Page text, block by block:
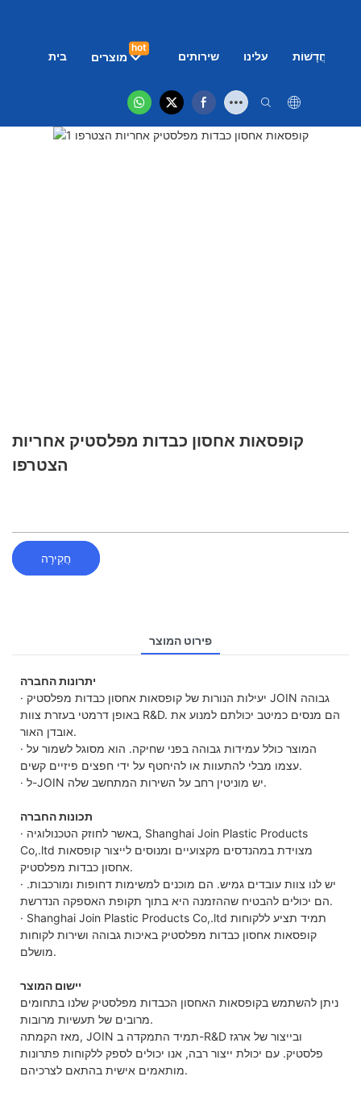
בית מוצרים
hot
שירותים עלינו חֲדָשׁוֹת
קופסאות אחסון כבדות מפלסטיק אחריות
הצטרפו
חֲקִירָה
פירוט המוצר
יתרונות החברה
· יעילות הנורות של קופסאות אחסון כבדות מפלסטיק JOIN גבוהה
באופן דרמטי בעזרת צוות R&D. הם מנסים כמיטב יכולתם למנוע את
אובדן האור.
· המוצר כולל עמידות גבוהה בפני שחיקה. הוא מסוגל לשמור על
עצמו מבלי להתעוות או להיחטף על ידי חפצים פיזיים קשים.
· ל-JOIN יש מוניטין רחב על השירות המתחשב שלה.
תכונות החברה
· באשר לחוזק הטכנולוגיה, Shanghai Join Plastic Products
Co,.ltd מצוידת במהנדסים מקצועיים ומנוסים לייצור קופסאות
אחסון כבדות מפלסטיק.
· יש לנו צוות עובדים גמיש. הם מוכנים למשימות דחופות ומורכבות.
הם יכולים להבטיח שההזמנה היא בתוך תקופת האספקה ​​הנדרשת.
· Shanghai Join Plastic Products Co,.ltd תמיד תציע ללקוחות
קופסאות אחסון כבדות מפלסטיק באיכות גבוהה ושירות לקוחות
מושלם.
יישום המוצר
ניתן להשתמש בקופסאות האחסון הכבדות מפלסטיק שלנו בתחומים
מרובים של תעשיות מרובות.
מאז הקמתה, JOIN תמיד התמקדה ב-R&D ובייצור של ארגז
פלסטיק. עם יכולת ייצור רבה, אנו יכולים לספק ללקוחות פתרונות
מותאמים אישית בהתאם לצרכיהם.